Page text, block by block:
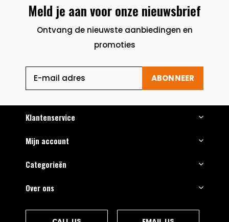
Meld je aan voor onze nieuwsbrief
Ontvang de nieuwste aanbiedingen en
promoties
ABONNEER
Klantenservice
Mijn account
Categorieën
Over ons